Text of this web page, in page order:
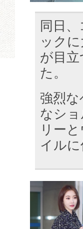
同日
ック
が目
た。
強烈
なシ
リー
イルに